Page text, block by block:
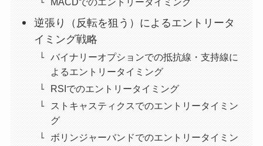
逆張り（反転を狙う）によるエントリータ
イミング戦略
バイナリーオプションでの抵抗線・支持線に
よるエントリータイミング
RSIでのエントリータイミング
ストキャスティクスでのエントリータイミン
グ
ボリンジャーバンドでのエントリータイミン